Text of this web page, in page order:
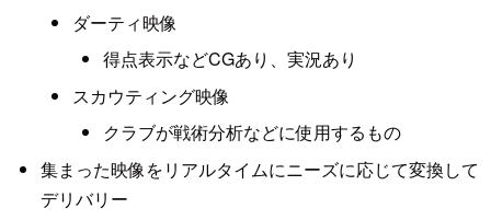
ダーティ映像
得点表示などCGあり、実況あり
スカウティング映像
クラブが戦術分析などに使用するもの
集まった映像をリアルタイムにニーズに応じて変換して
デリバリー